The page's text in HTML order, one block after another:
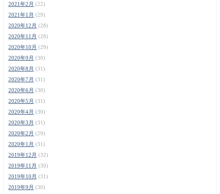
2021年2月 (22)
2021年1月 (29)
2020年12月 (28)
2020年11月 (28)
2020年10月 (29)
2020年9月 (30)
2020年8月 (31)
2020年7月 (31)
2020年6月 (30)
2020年5月 (31)
2020年4月 (30)
2020年3月 (31)
2020年2月 (29)
2020年1月 (31)
2019年12月 (32)
2019年11月 (30)
2019年10月 (31)
2019年9月 (30)